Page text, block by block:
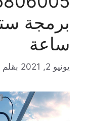
ساعة
يونيو 2, 2021 بقلم